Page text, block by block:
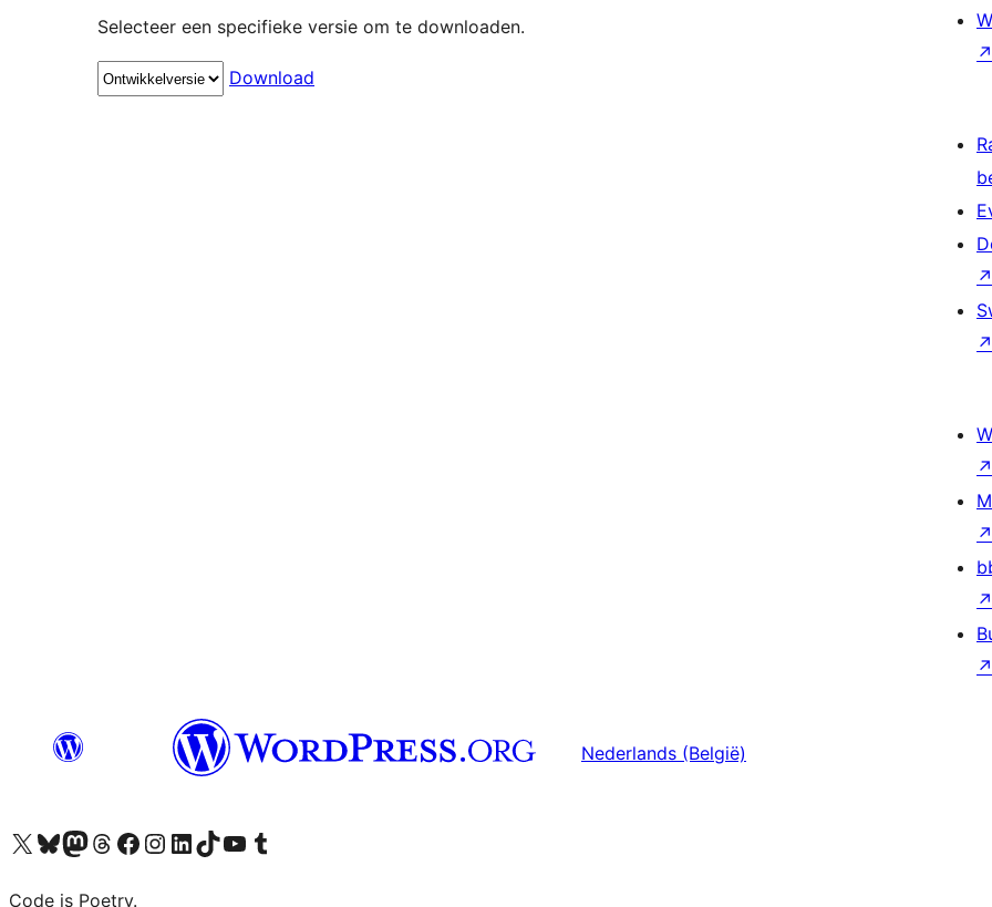
Selecteer een specifieke versie om te downloaden.
Download
↗
↗
↗
↗
↗
↗
↗
Nederlands (België)
Bezoek ons X (voorheen Twitter) account
Bezoek onze Bluesky account
Bezoek ons Mastodon account
Bezoek onze Threads account
Onze Facebookpagina bezoeken
Bezoek onze Instagram account
Bezoek onze LinkedIn account
Bezoek onze TikTok account
Bezoek ons YouTube kanaalBezoek onze Tumblr account
Code is Poetry.